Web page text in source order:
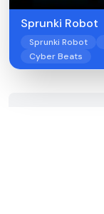
Sprunki Robot
Sprunki Robot
Cyber Beats